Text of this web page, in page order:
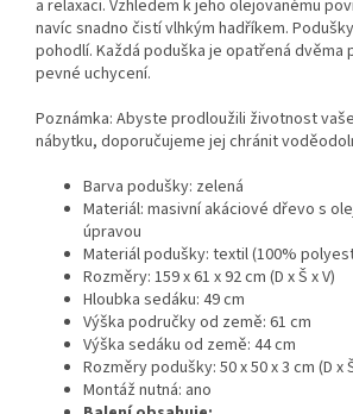
a relaxaci. Vzhledem k jeho olejovanému
navíc snadno čistí vlhkým hadříkem.
pohodlí. Každá poduška je opatřená dvěma
pevné uchycení.
Poznámka: Abyste prodloužili životnost
nábytku, doporučujeme jej chránit
Barva podušky: zelená
Materiál: masivní akáciové dřevo s
úpravou
Materiál podušky: textil (100%
Rozměry: 159 x 61 x 92 cm (D x Š x V)
Hloubka sedáku: 49 cm
Výška područky od země: 61 cm
Výška sedáku od země: 44 cm
Rozměry podušky: 50 x 50 x 3 cm (D x
Montáž nutná: ano